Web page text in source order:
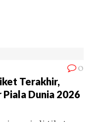
0
Terakhir,
Piala Dunia 2026